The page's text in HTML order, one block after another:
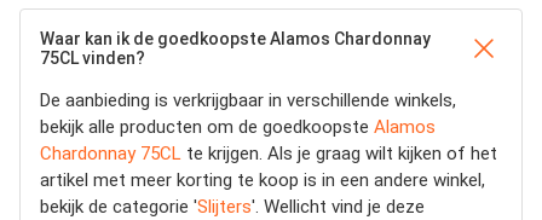
Waar kan ik de goedkoopste Alamos Chardonnay
75CL vinden?
De aanbieding is verkrijgbaar in verschillende winkels,
bekijk alle producten om de goedkoopste Alamos
Chardonnay 75CL te krijgen. Als je graag wilt kijken of het
artikel met meer korting te koop is in een andere winkel,
bekijk de categorie 'Slijters'. Wellicht vind je deze